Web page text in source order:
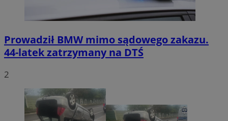
Prowadził BMW mimo sądowego zakazu.
44-latek zatrzymany na DTŚ
2